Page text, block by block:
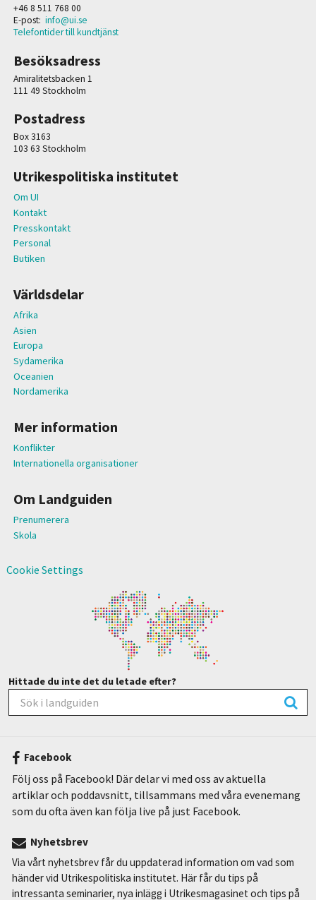
+46 8 511 768 00
E-post: info@ui.se
Telefontider till kundtjänst
Besöksadress
Amiralitetsbacken 1
111 49 Stockholm
Postadress
Box 3163
103 63 Stockholm
Utrikespolitiska institutet
Om UI
Kontakt
Presskontakt
Personal
Butiken
Världsdelar
Afrika
Asien
Europa
Sydamerika
Oceanien
Nordamerika
Mer information
Konflikter
Internationella organisationer
Om Landguiden
Prenumerera
Skola
Cookie Settings
Hittade du inte det du letade efter?
Facebook
Följ oss på Facebook! Där delar vi med oss av aktuella
artiklar och poddavsnitt, tillsammans med våra evenemang
som du ofta även kan följa live på just Facebook.
Nyhetsbrev
Via vårt nyhetsbrev får du uppdaterad information om vad som
händer vid Utrikespolitiska institutet. Här får du tips på
intressanta seminarier, nya inlägg i Utrikesmagasinet och tips på